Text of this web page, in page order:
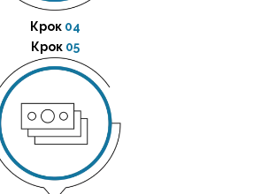
Крок 04
Крок 05